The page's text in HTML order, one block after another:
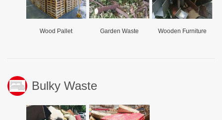
Wood Pallet Garden Waste Wooden Furniture
Bulky Waste